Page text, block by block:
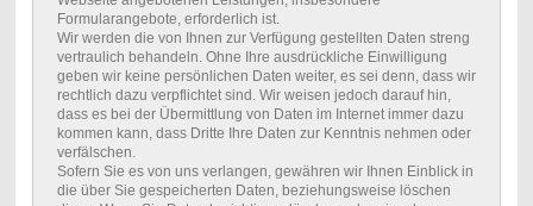
Formularangebote, erforderlich ist.
Wir werden die von Ihnen zur Verfügung gestellten Daten streng
vertraulich behandeln. Ohne Ihre ausdrückliche Einwilligung
geben wir keine persönlichen Daten weiter, es sei denn, dass wir
rechtlich dazu verpflichtet sind. Wir weisen jedoch darauf hin,
dass es bei der Übermittlung von Daten im Internet immer dazu
kommen kann, dass Dritte Ihre Daten zur Kenntnis nehmen oder
verfälschen.
Sofern Sie es von uns verlangen, gewähren wir Ihnen Einblick in
die über Sie gespeicherten Daten, beziehungsweise löschen